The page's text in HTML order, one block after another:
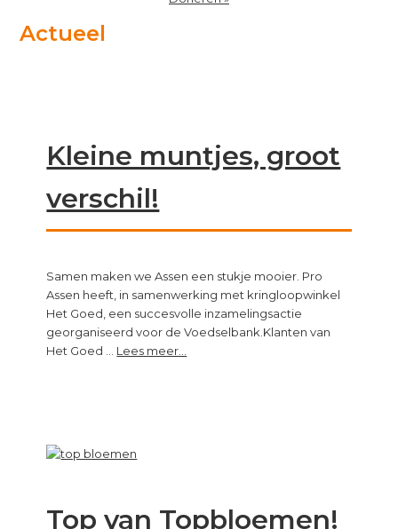
Actueel
Kleine muntjes, groot
verschil!
Samen maken we Assen een stukje mooier. Pro
Assen heeft, in samenwerking met kringloopwinkel
Het Goed, een succesvolle inzamelingsactie
georganiseerd voor de Voedselbank.Klanten van
Het Goed … Lees meer...
Top van Topbloemen!